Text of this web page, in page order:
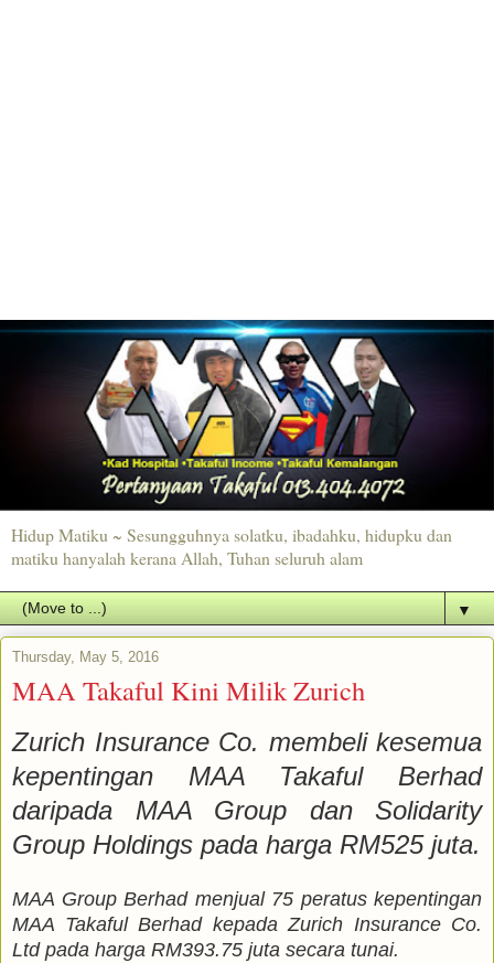
Hidup Matiku ~ Sesungguhnya solatku, ibadahku, hidupku dan
matiku hanyalah kerana Allah, Tuhan seluruh alam
▼
Thursday, May 5, 2016
MAA Takaful Kini Milik Zurich
Zurich Insurance Co. membeli kesemua
kepentingan MAA Takaful Berhad
daripada MAA Group dan Solidarity
Group Holdings pada harga RM525 juta.
MAA Group Berhad menjual 75 peratus kepentingan
MAA Takaful Berhad kepada Zurich Insurance Co.
Ltd pada harga RM393.75 juta secara tunai.